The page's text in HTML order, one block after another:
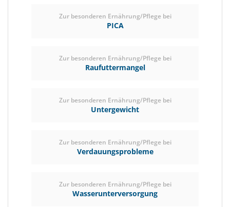
Zur besonderen Ernährung/Pflege bei
PICA
Zur besonderen Ernährung/Pflege bei
Raufuttermangel
Zur besonderen Ernährung/Pflege bei
Untergewicht
Zur besonderen Ernährung/Pflege bei
Verdauungsprobleme
Zur besonderen Ernährung/Pflege bei
Wasserunterversorgung